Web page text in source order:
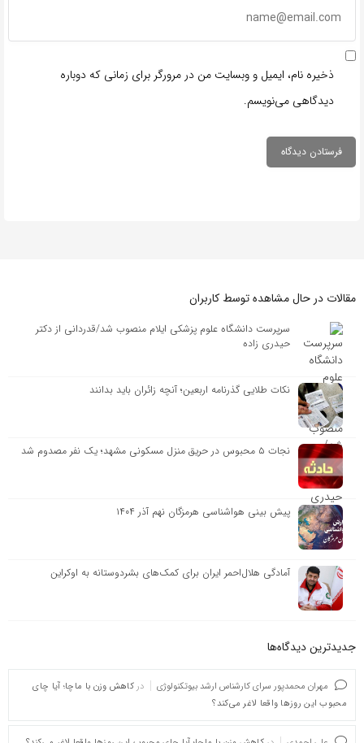
ذخیره نام، ایمیل و وبسایت من در مرورگر برای زمانی که دوباره
دیدگاهی می‌نویسم.
مقالات در حال مشاهده توسط کاربران
سرپرست دانشگاه علوم پزشکی ایلام منصوب شد/قدردانی از دکتر
حیدری زاده
نکات طلایی گذرنامه اربعین؛ آنچه زائران باید بدانند
نجات ۵ محبوس در حریق منزل مسکونی مشهد؛ یک نفر مصدوم شد
پیش بینی هواشناسی هرمزگان نهم آذر ۱۴۰۴
آمادگی هلال‌احمر ایران برای کمک‌های بشردوستانه به اوکراین
جدیدترین دیدگاه‌‌ها
مهران محمدپور سرای کارشناس ارشد بیوتکنولوژی در کاهش وزن با ماچا؛ آیا چای
محبوب این روزها واقعا لاغر می‌کند؟